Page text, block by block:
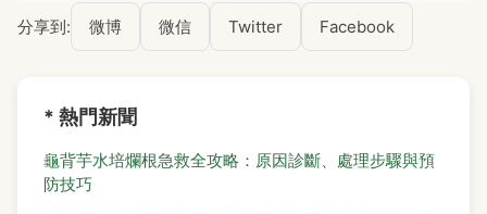
分享到: 微博 微信 Twitter Facebook
* 熱門新聞
龜背芋水培爛根急救全攻略：原因診斷、處理步驟與預
防技巧